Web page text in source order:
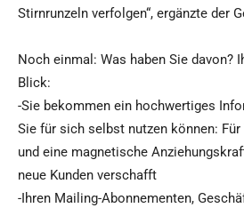
Stirnrunzeln verfolgen“, ergänzte der
Noch einmal: Was haben Sie davon?
Blick:
-Sie bekommen ein hochwertiges
Sie für sich selbst nutzen können:
und eine magnetische
neue Kunden verschafft
-Ihren Mailing-Abonnementen,